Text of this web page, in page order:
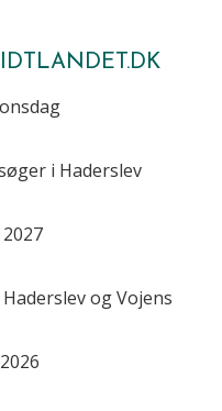
i Haderslev
og Vojens